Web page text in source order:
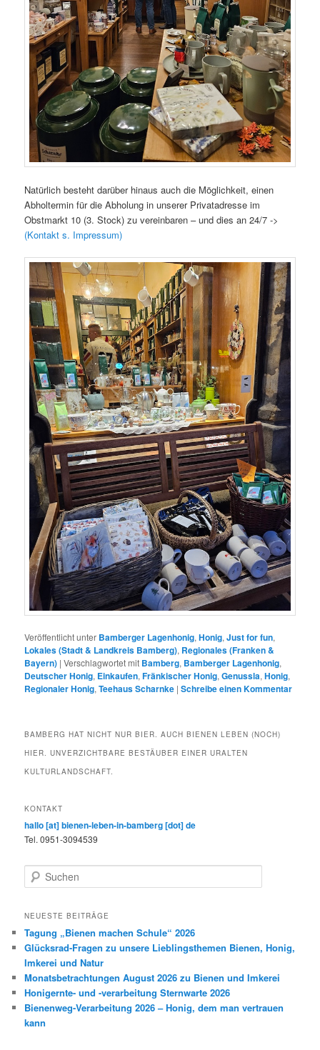
Natürlich besteht darüber hinaus auch die Möglichkeit, einen
Abholtermin für die Abholung in unserer Privatadresse im
Obstmarkt 10 (3. Stock) zu vereinbaren – und dies an 24/7 ->
(Kontakt s. Impressum)
Veröffentlicht unter Bamberger Lagenhonig,Honig,Just for fun,
Lokales (Stadt & Landkreis Bamberg), Regionales (Franken &
Bayern) |Verschlagwortet mit Bamberg, Bamberger Lagenhonig,
Deutscher Honig, Einkaufen,Fränkischer Honig,Genussla,Honig,
Regionaler Honig,Teehaus Scharnke |Schreibe einen Kommentar
BAMBERG HAT NICHT NUR BIER. AUCH BIENEN LEBEN (NOCH)
HIER. UNVERZICHTBARE BESTÄUBER EINER URALTEN
KULTURLANDSCHAFT.
KONTAKT
hallo [at] bienen-leben-in-bamberg [dot] de
Tel. 0951-3094539
u
h
n
NEUESTE BEITRÄGE
Tagung „Bienen machen Schule“ 2026
Glücksrad-Fragen zu unsere Lieblingsthemen Bienen, Honig,
Imkerei und Natur
Monatsbetrachtungen August 2026 zu Bienen und Imkerei
Honigernte- und -verarbeitung Sternwarte 2026
Bienenweg-Verarbeitung 2026 – Honig, dem man vertrauen
kann